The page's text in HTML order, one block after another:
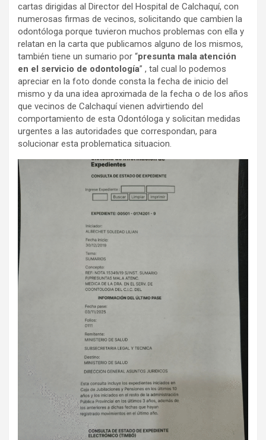
cartas dirigidas al Director del Hospital de Calchaquí, con
numerosas firmas de vecinos, solicitando que cambien la
odontóloga porque tuvieron muchos problemas con ella y
relatan en la carta que publicamos alguno de los mismos,
también tiene un sumario por “presunta mala atención
en el servicio de odontología” , tal cual lo podemos
apreciar en la foto donde consta la fecha de inicio del
mismo y da una idea aproximada de la fecha o de los años
que vecinos de Calchaquí vienen advirtiendo del
comportamiento de esta Odontóloga y solicitan medidas
urgentes a las autoridades que correspondan, para
solucionar esta problematica situacion.